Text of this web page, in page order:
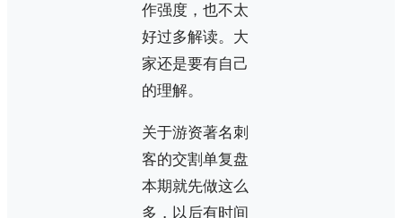
作强度，也不太
好过多解读。大
家还是要有自己
的理解。
关于游资著名刺
客的交割单复盘
本期就先做这么
多，以后有时间